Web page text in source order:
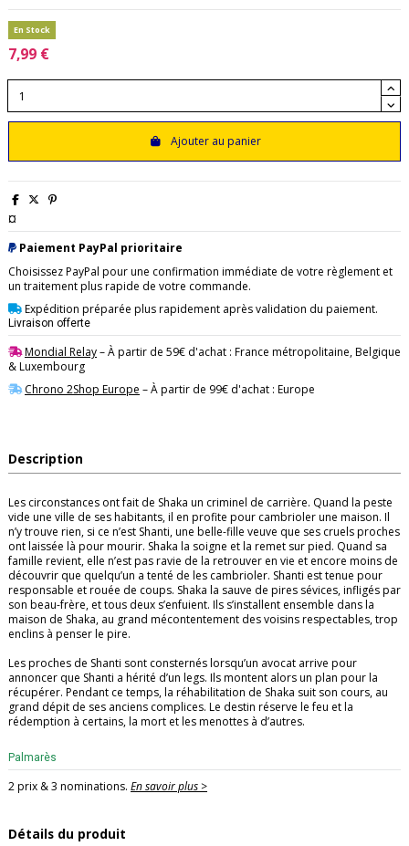
En Stock
7,99 €
Ajouter au panier
¤
Paiement PayPal prioritaire
Choisissez PayPal pour une confirmation immédiate de votre règlement et
un traitement plus rapide de votre commande.
Expédition préparée plus rapidement après validation du paiement.
Livraison offerte
Mondial Relay– À partir de 59€ d'achat : France métropolitaine, Belgique
& Luxembourg
Chrono 2Shop Europe – À partir de 99€ d'achat : Europe
Description
Les circonstances ont fait de Shaka un criminel de carrière. Quand la peste
vide une ville de ses habitants, il en profite pour cambrioler une maison. Il
n’y trouve rien, si ce n’est Shanti, une belle-fille veuve que ses cruels proches
ont laissée là pour mourir. Shaka la soigne et la remet sur pied. Quand sa
famille revient, elle n’est pas ravie de la retrouver en vie et encore moins de
découvrir que quelqu’un a tenté de les cambrioler. Shanti est tenue pour
responsable et rouée de coups. Shaka la sauve de pires sévices, infligés par
son beau-frère, et tous deux s’enfuient. Ils s’installent ensemble dans la
maison de Shaka, au grand mécontentement des voisins respectables, trop
enclins à penser le pire. ​
Les proches de Shanti sont consternés lorsqu’un avocat arrive pour
annoncer que Shanti a hérité d’un legs. Ils montent alors un plan pour la
récupérer. Pendant ce temps, la réhabilitation de Shaka suit son cours, au
grand dépit de ses anciens complices. Le destin réserve le feu et la
rédemption à certains, la mort et les menottes à d’autres.
Palmarès
2 prix & 3 nominations. En savoir plus >
Détails du produit